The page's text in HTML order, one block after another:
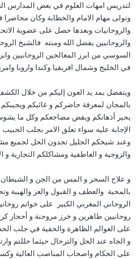
لتدريس امهات العلوم في بعض المدارس
وتولى مهام الامام والخطابة وكان
والروحانيات وبعدها حصل على عضوية
والروحانيين بفضل الله ومنته فالشيخ
السوسي من ابرز المعالجين الروحانيين
في الخليج وشمال افريقيا وكندا واروبا
ويتفضل بمد يد العون إليكم من خلال
بالمجان لمعرفة حاضركم و غائبكم
يحير أذهانكم ويقض مضاجعكم وكل ما
الإجابة عليه سواء تعلق الامر بجلب
وعند شيخكم الجليل تجدون الحل لجميع
والزوجية و العاطفية ومشاكلكم التجارية و
و علاج السحر و المس من الجن و الشيطان
بالمحبة والعطف و القبول والعز والهيبة
الروحاني المغربي الكبير على خواتم
روحانيين طاهرين و خرز مروحنة و أحجار
على العوالم الظاهرة والخفية في جلب
و الجاه عند الحل والترحال حيثما حللتم
على الحكام واصحاب المناصب العالية